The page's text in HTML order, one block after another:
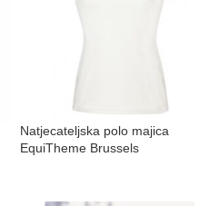
Natjecateljska polo majica
EquiTheme Brussels